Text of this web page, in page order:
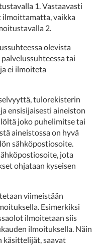
1. Vastaavasti
ilmoittamatta, vaikka
2.
olevista
tai
ei ilmoiteta
tulorekisterin
ensisijaisesti aineiston
joko puhelimitse tai
aineistossa on hyvä
sähköpostiosoite.
jota
ohjataan kyseisen
viimeistään
Esimerkiksi
ilmoitetaan siis
ilmoituksella. Näin
käsittelijät, saavat